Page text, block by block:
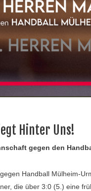
Hinter Uns!
gegen den
Handball Mülheim-
die über 3:0 (5.) eine